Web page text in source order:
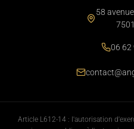
58
06 62
Article L612-14 : l'autorisation